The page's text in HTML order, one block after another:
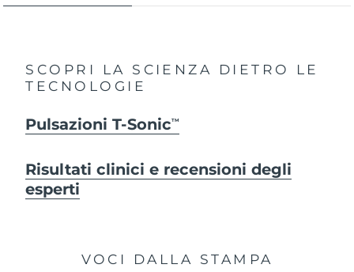
SCOPRI LA SCIENZA DIETRO LE
TECNOLOGIE
Pulsazioni T-SonicTM
Risultati clinici e recensioni degli
esperti
VOCI DALLA STAMPA